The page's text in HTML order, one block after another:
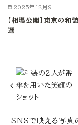
2025年12月9日
【相場公開】東京の
選
SNSで映える写真